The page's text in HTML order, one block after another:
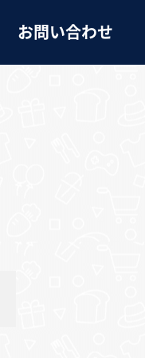
お問い合わせ